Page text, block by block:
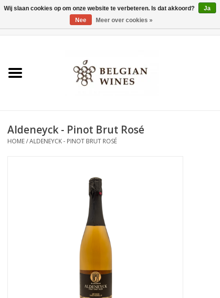
Wijnen
Wijnbar Antwerpen
Aldeneyck - Pinot Brut Rosé
HOME/ALDENEYCK - PINOT BRUT ROSÉ
Wij slaan cookies op om onze website te verbeteren. Is dat akkoord?
Ja
Nee
Meer over cookies »